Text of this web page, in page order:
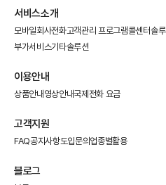
서비스소개
모바일회사전화고객관리 프로그램콜센터솔
부가서비스기타솔루션
이용안내
상품안내 영상안내국제전화 요금
고객지원
FAQ공지사항도입문의 업종별활용
블로그